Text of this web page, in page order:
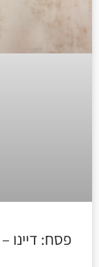
פסח: דיינו